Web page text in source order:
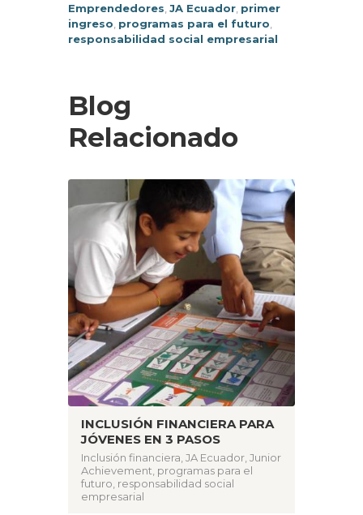
Emprendedores JA Ecuador primer
ingreso programas para el futuro
responsabilidad social empresarial
Blog
Relacionado
INCLUSIÓN FINANCIERA PARA
JÓVENES EN 3 PASOS
Inclusión financiera ,JA Ecuador ,Junior
Achievement programas para el
futuro responsabilidad social
empresarial